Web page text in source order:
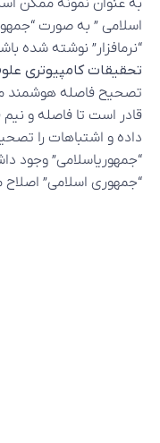
به عنوان نمونه ممکن
اسلامی ” به صورت
“نرمافزار” نوشته شده
تحقیقات کامپیوتری
تصحیح فاصله هوشمند
قادر است تا فاصله و
داده و اشتباهات را
“جمهوریاسلامی” وجود
“جمهوری اسلامی”